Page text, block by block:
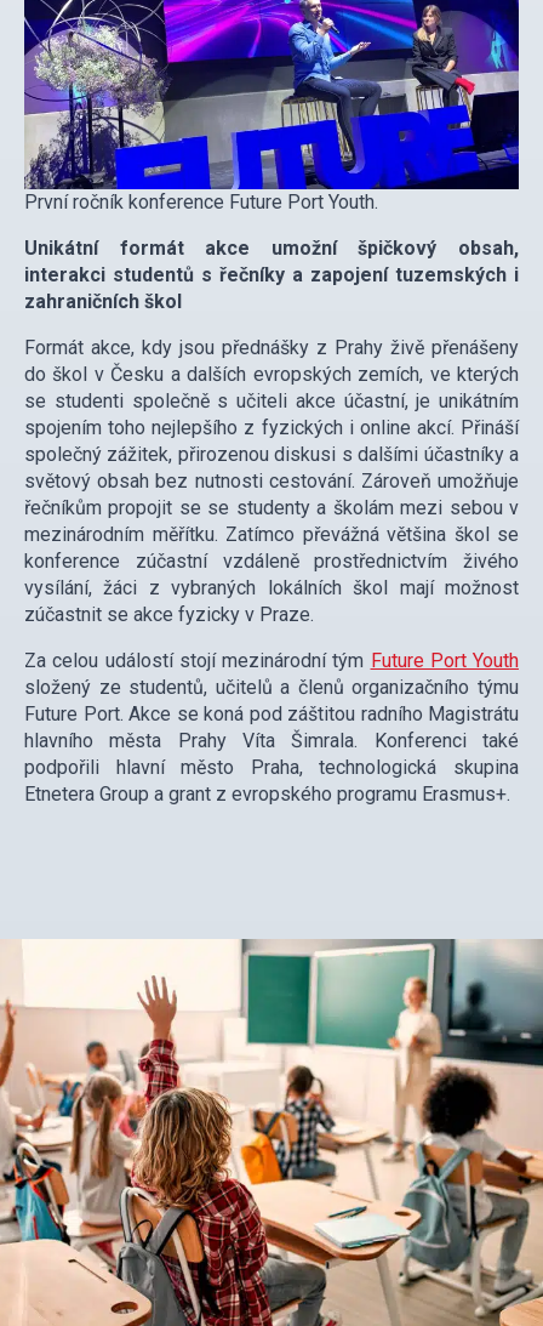
První ročník konference Future Port Youth.
Unikátní formát akce umožní špičkový obsah,
interakci studentů s řečníky a zapojení tuzemských i
zahraničních škol
Formát akce, kdy jsou přednášky z Prahy živě přenášeny
do škol v Česku a dalších evropských zemích, ve kterých
se studenti společně s učiteli akce účastní, je unikátním
spojením toho nejlepšího z fyzických i online akcí. Přináší
společný zážitek, přirozenou diskusi s dalšími účastníky a
světový obsah bez nutnosti cestování. Zároveň umožňuje
řečníkům propojit se se studenty a školám mezi sebou v
mezinárodním měřítku. Zatímco převážná většina škol se
konference zúčastní vzdáleně prostřednictvím živého
vysílání, žáci z vybraných lokálních škol mají možnost
zúčastnit se akce fyzicky v Praze.
Za celou událostí stojí mezinárodní tým Future Port Youth
složený ze studentů, učitelů a členů organizačního týmu
Future Port. Akce se koná pod záštitou radního Magistrátu
hlavního města Prahy Víta Šimrala. Konferenci také
podpořili hlavní město Praha, technologická skupina
Etnetera Group a grant z evropského programu Erasmus+.